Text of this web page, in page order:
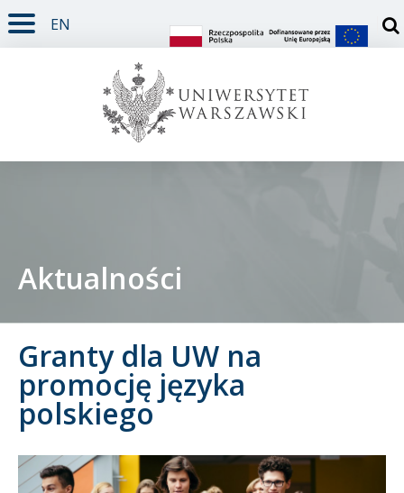
TREŚĆ STRONY
MENU GŁÓWNE
WYSZUKIWARKA
SOCIAL MEDIA
STOPKA STRONY
EN
Doktorant
Pracownik
Kandydat
Absolwent
Aktualności
Granty dla UW na
promocję języka
polskiego